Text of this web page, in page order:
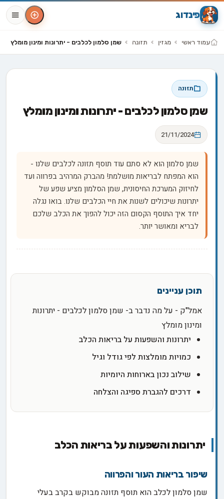
פינדוג
עמוד ראשי מגזין תזונה שמן סלמון לכלבים - יתרונות ומינון מומלץ
תזונה
שמן סלמון לכלבים - יתרונות ומינון מומלץ
21/11/2024
שמן סלמון הוא לא סתם עוד תוסף תזונה לכלבים שלנו -
הוא המפתח לבריאות מושלמת! מהברק המרהיב בפרווה ועד
לחיזוק המערכת החיסונית, שמן הסלמון מציע שפע של
יתרונות שיכולים לשנות את חיי הכלבים שלנו. בואו נגלה
יחד איך התוסף הקסום הזה יכול להפוך את הכלב שלכם
לבריא ומאושר יותר.
אמל"ק - על מה נדבר ב- שמן סלמון לכלבים - יתרונות
ומינון מומלץ
יתרונות והשפעות על בריאות הכלב
כמויות מומלצות לפי גודל וגיל
שילוב נכון בארוחות היומיות
דרכים להגברת ספיגה והצלחה
יתרונות והשפעות על בריאות הכלב
שיפור בריאות העור והפרווה
שמן סלמון לכלב הוא תוסף תזונה מבוקש בקרב בעלי